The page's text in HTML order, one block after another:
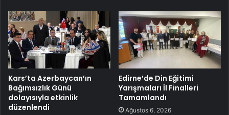
Kars’ta Azerbaycan’ın
Bağımsızlık Günü
dolayısıyla etkinlik
düzenlendi
Edirne’de Din Eğitimi
Yarışmaları İl Finalleri
Tamamlandı
Ağustos 6, 2026